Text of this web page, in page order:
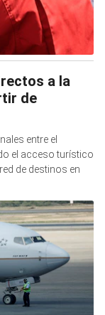
a la
de
entre el
el acceso turístico
de destinos en